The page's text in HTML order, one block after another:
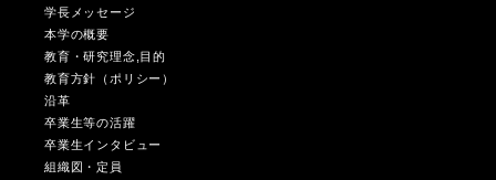
学長メッセージ
本学の概要
教育・研究理念,目的
教育方針（ポリシー）
沿革
卒業生等の活躍
卒業生インタビュー
組織図・定員